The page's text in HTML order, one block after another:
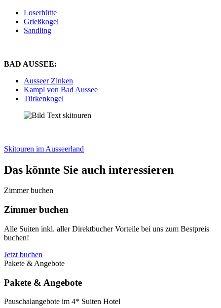
Loserhütte
Grießkogel
Sandling
BAD AUSSEE:
Ausseer Zinken
Kampl von Bad Aussee
Türkenkogel
Skitouren im Ausseerland
Das könnte Sie auch interessieren
Zimmer buchen
Zimmer buchen
Alle Suiten inkl. aller Direktbucher Vorteile bei uns zum Bestpreis
buchen!
Jetzt buchen
Pakete & Angebote
Pakete & Angebote
Pauschalangebote im 4* Suiten Hotel